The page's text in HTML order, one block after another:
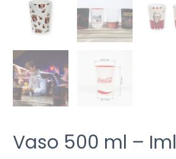
Vaso 500 ml – Iml